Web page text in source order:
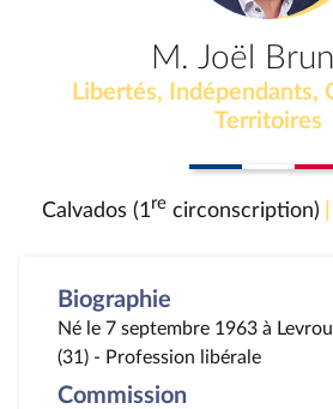
M. Joël
Libertés, Indépendants,
Territoires
Calvados (1recirconscription)
Biographie
Né le 7 septembre 1963 à
(31) - Profession libérale
Commission